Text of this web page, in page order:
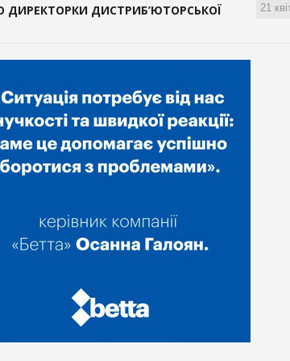
21
ДИРЕКТОРКИ ДИСТРИБ’ЮТОРСЬКОЇ